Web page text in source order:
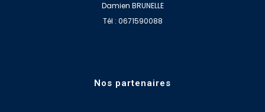
Damien BRUNELLE
Tél : 0671590088
Nos partenaires